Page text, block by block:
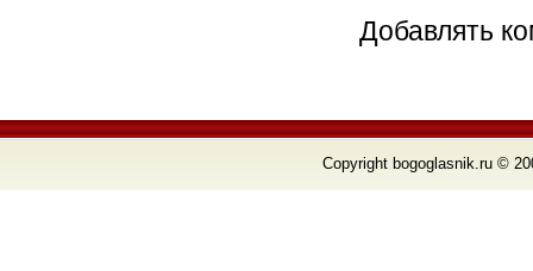
Добавлять
Copyright bogoglasnik.ru ©